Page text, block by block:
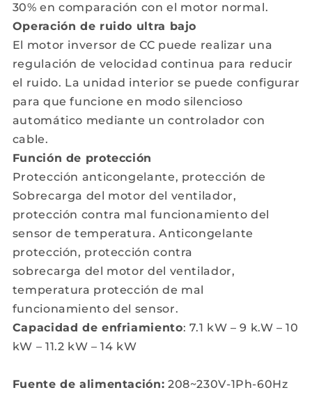
30% en comparación con el motor normal.
Operación de ruido ultra bajo
El motor inversor de CC puede realizar una
regulación de velocidad continua para reducir
el ruido. La unidad interior se puede configurar
para que funcione en modo silencioso
automático mediante un controlador con
cable.
Función de protección
Protección anticongelante, protección de
Sobrecarga del motor del ventilador,
protección contra mal funcionamiento del
sensor de temperatura. Anticongelante
protección, protección contra
sobrecarga del motor del ventilador,
temperatura protección de mal
funcionamiento del sensor.
Capacidad de enfriamiento: 7.1 kW – 9 k.W – 10
kW – 11.2 kW – 14 kW
Fuente de alimentación: 208~230V-1Ph-60Hz